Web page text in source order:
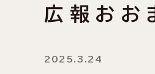
広報おお
2025.3.24